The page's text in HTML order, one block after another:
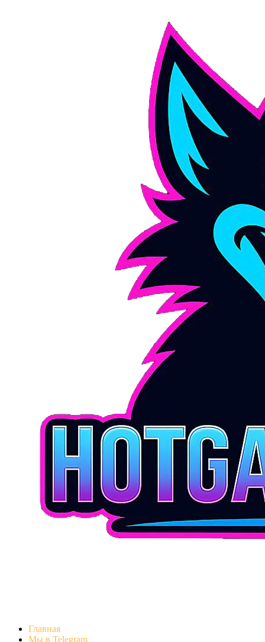
Главная
Мы в Telegram